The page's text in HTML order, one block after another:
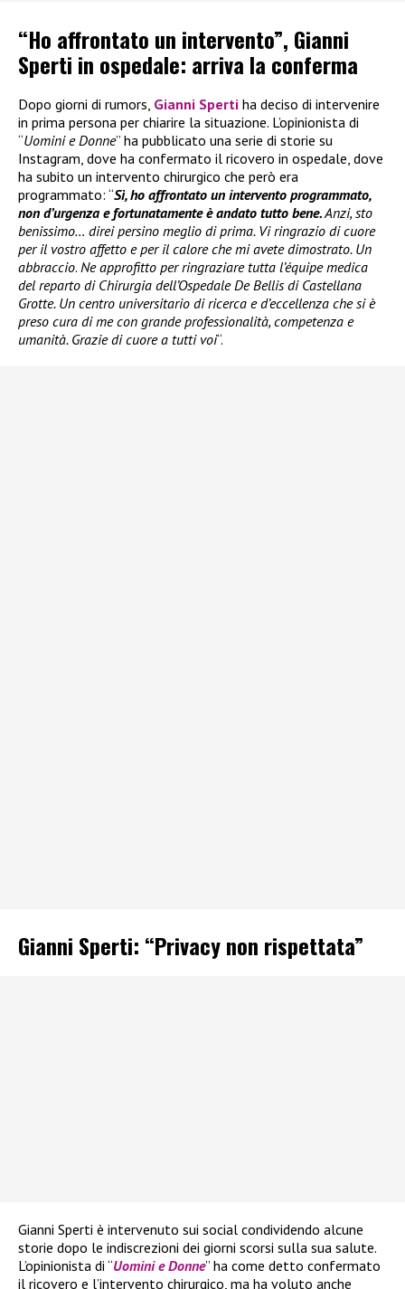
“Ho affrontato un intervento”, Gianni
Sperti in ospedale: arriva la conferma
Dopo giorni di rumors, Gianni Sperti ha deciso di intervenire
in prima persona per chiarire la situazione. L’opinionista di
“Uomini e Donne” ha pubblicato una serie di storie su
Instagram, dove ha confermato il ricovero in ospedale, dove
ha subito un intervento chirurgico che però era
programmato: “Sì, ho affrontato un intervento programmato,
non d’urgenza e fortunatamente è andato tutto bene.Anzi, sto
benissimo… direi persino meglio di prima. Vi ringrazio di cuore
per il vostro affetto e per il calore che mi avete dimostrato. Un
abbraccio. Ne approfitto per ringraziare tutta l’équipe medica
del reparto di Chirurgia dell’Ospedale De Bellis di Castellana
Grotte. Un centro universitario di ricerca e d’eccellenza che si è
preso cura di me con grande professionalità, competenza e
umanità. Grazie di cuore a tutti voi“.
Gianni Sperti: “Privacy non rispettata”
Gianni Sperti è intervenuto sui social condividendo alcune
storie dopo le indiscrezioni dei giorni scorsi sulla sua salute.
L’opinionista di “Uomini e Donne” ha come detto confermato
il ricovero e l’intervento chirurgico, ma ha voluto anche